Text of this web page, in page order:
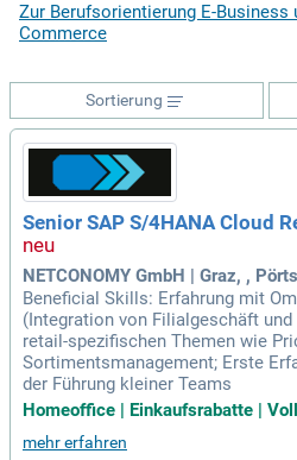
Zur Berufsorientierung E-Business
Commerce
Sortierung
Senior SAP S/4HANA Cloud
NETCONOMY GmbH | Graz, ,
Beneficial Skills: Erfahrung mit
(Integration von Filialgeschäft
retail-spezifischen Themen wie
Sortimentsmanagement; Erste
der Führung kleiner Teams
Homeoffice | Einkaufsrabatte |
mehr erfahren